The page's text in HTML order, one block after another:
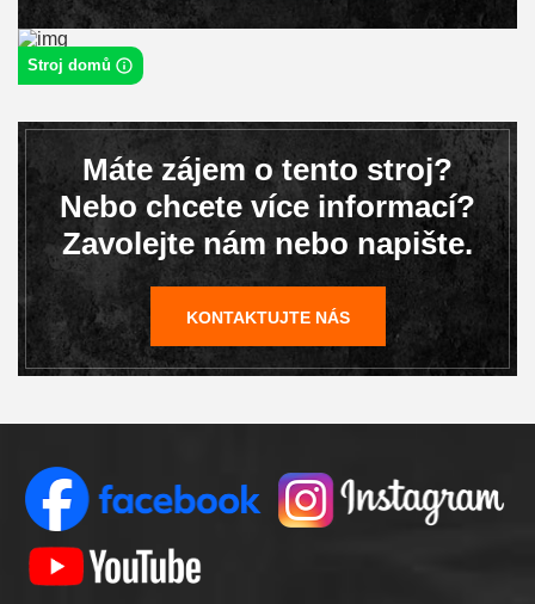
Stroj domů
Máte zájem o tento stroj?
Nebo chcete více informací?
Zavolejte nám nebo napište.
KONTAKTUJTE NÁS